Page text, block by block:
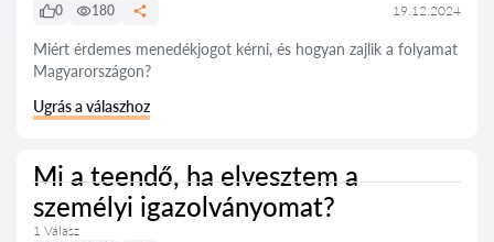
0
180 19.12.2024
Miért érdemes menedékjogot kérni, és hogyan zajlik a folyamat
Magyarországon?
Ugrás a válaszhoz
Mi a teendő, ha elvesztem a
személyi igazolványomat?
1 Válasz